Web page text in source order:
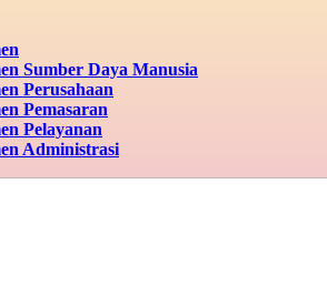
Sumber Daya Manusia
Perusahaan
Pemasaran
Pelayanan
Administrasi